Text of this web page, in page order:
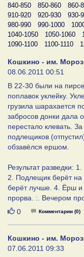
840-850
850-860 860-
910-920
920-930 930-
980-990
990-1000
1040-1050
1050-1060
1090-1100
1100-1110
Кошкино - им.
08.06.2011 00:51
В 22-30 были на
поплавок уклейку.
грузила шарахается
забросов донки дала
перестало клевать.
подлещиков
обзавёлся ершом.
Результат разведки:
2. Подлещик берёт
берёт лучше. 4. Ёрш и
прорва. :. Вечером
Нравится
0 Комментарии (0)
Кошкино - им.
07.06.2011 09:33